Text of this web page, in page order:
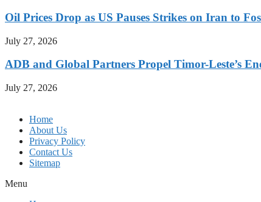
Oil Prices Drop as US Pauses Strikes on Iran to
July 27, 2026
ADB and Global Partners Propel Timor-Leste’s
July 27, 2026
Home
About Us
Privacy Policy
Contact Us
Sitemap
Menu